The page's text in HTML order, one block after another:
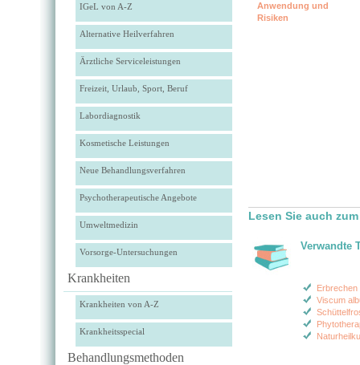
IGeL von A-Z
Alternative Heilverfahren
Ärztliche Serviceleistungen
Freizeit, Urlaub, Sport, Beruf
Labordiagnostik
Kosmetische Leistungen
Neue Behandlungsverfahren
Psychotherapeutische Angebote
Umweltmedizin
Vorsorge-Untersuchungen
Krankheiten
Krankheiten von A-Z
Krankheitsspecial
Behandlungsmethoden
Anwendung und
Risiken
Lesen Sie auch
Verwandte
Erbrechen
Viscum